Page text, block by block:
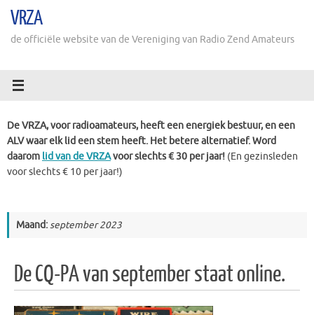
naarVRZA
de officiële website van de Vereniging van Radio Zend Amateurs
De VRZA, voor radioamateurs, heeft een energiek bestuur, en een
ALV waar elk lid een stem heeft. Het betere alternatief. Word
daarom lid van de VRZAvoor slechts € 30 per jaar! (En gezinsleden
voor slechts € 10 per jaar!)
Maand:september 2023
De CQ-PA van september staat online.